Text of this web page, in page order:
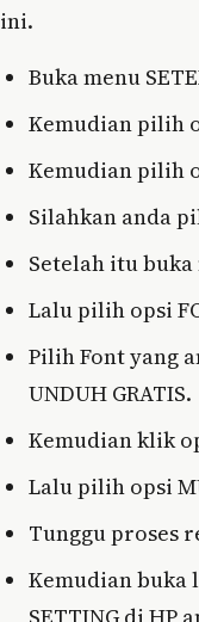
ini.
Buka menu
Kemudian pilih
Kemudian pilih
Silahkan anda
Setelah itu buka
Lalu pilih opsi
Pilih Font yang
UNDUH GRATIS.
Kemudian klik
Lalu pilih opsi
Tunggu proses
Kemudian buka